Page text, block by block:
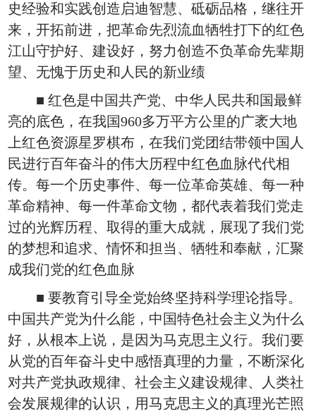
史经验和实践创造启迪智慧、砥砺品格，继往开
来，开拓前进，把革命先烈流血牺牲打下的红色
江山守护好、建设好，努力创造不负革命先辈期
望、无愧于历史和人民的新业绩
■ 红色是中国共产党、中华人民共和国最鲜
亮的底色，在我国960多万平方公里的广袤大地
上红色资源星罗棋布，在我们党团结带领中国人
民进行百年奋斗的伟大历程中红色血脉代代相
传。每一个历史事件、每一位革命英雄、每一种
革命精神、每一件革命文物，都代表着我们党走
过的光辉历程、取得的重大成就，展现了我们党
的梦想和追求、情怀和担当、牺牲和奉献，汇聚
成我们党的红色血脉
■ 要教育引导全党始终坚持科学理论指导。
中国共产党为什么能，中国特色社会主义为什么
好，从根本上说，是因为马克思主义行。我们要
从党的百年奋斗史中感悟真理的力量，不断深化
对共产党执政规律、社会主义建设规律、人类社
会发展规律的认识，用马克思主义的真理光芒照